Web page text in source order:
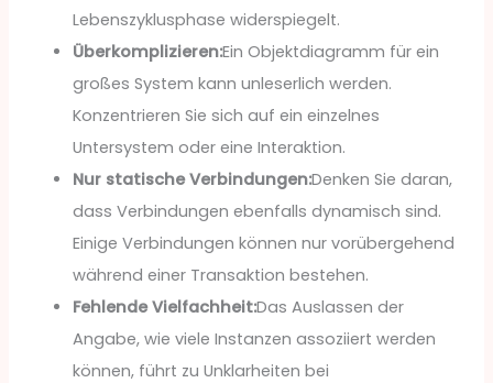
Lebenszyklusphase widerspiegelt.
Überkomplizieren:Ein Objektdiagramm für ein
großes System kann unleserlich werden.
Konzentrieren Sie sich auf ein einzelnes
Untersystem oder eine Interaktion.
Nur statische Verbindungen:Denken Sie daran,
dass Verbindungen ebenfalls dynamisch sind.
Einige Verbindungen können nur vorübergehend
während einer Transaktion bestehen.
Fehlende Vielfachheit:Das Auslassen der
Angabe, wie viele Instanzen assoziiert werden
können, führt zu Unklarheiten bei